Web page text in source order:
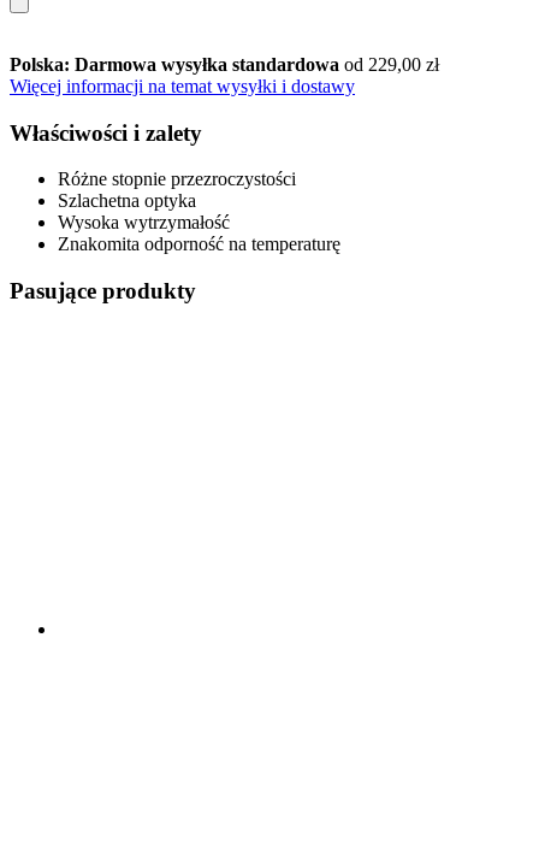
Polska: Darmowa wysyłka standardowa od 229,00 zł
Więcej informacji na temat wysyłki i dostawy
Właściwości i zalety
Różne stopnie przezroczystości
Szlachetna optyka
Wysoka wytrzymałość
Znakomita odporność na temperaturę
Pasujące produkty